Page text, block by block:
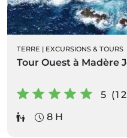
TERRE | EXCURSIONS & TOURS
Tour Ouest à Madère
5
8 H